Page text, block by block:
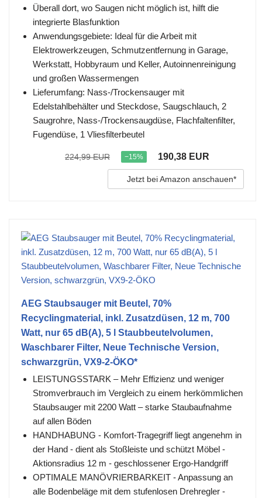
Überall dort, wo Saugen nicht möglich ist, hilft die
integrierte Blasfunktion
Anwendungsgebiete: Ideal für die Arbeit mit
Elektrowerkzeugen, Schmutzentfernung in Garage,
Werkstatt, Hobbyraum und Keller, Autoinnenreinigung
und großen Wassermengen
Lieferumfang: Nass-/Trockensauger mit
Edelstahlbehälter und Steckdose, Saugschlauch, 2
Saugrohre, Nass-/Trockensaugdüse, Flachfaltenfilter,
Fugendüse, 1 Vliesfilterbeutel
224,99 EUR −15% 190,38 EUR
Jetzt bei Amazon anschauen*
AEG Staubsauger mit Beutel, 70%
Recyclingmaterial, inkl. Zusatzdüsen, 12 m, 700
Watt, nur 65 dB(A), 5 l Staubbeutelvolumen,
Waschbarer Filter, Neue Technische Version,
schwarzgrün, VX9-2-ÖKO*
LEISTUNGSSTARK – Mehr Effizienz und weniger
Stromverbrauch im Vergleich zu einem herkömmlichen
Staubsauger mit 2200 Watt – starke Staubaufnahme
auf allen Böden
HANDHABUNG - Komfort-Tragegriff liegt angenehm in
der Hand - dient als Stoßleiste und schützt Möbel -
Aktionsradius 12 m - geschlossener Ergo-Handgriff
OPTIMALE MANÖVRIERBARKEIT - Anpassung an
alle Bodenbeläge mit dem stufenlosen Drehregler -